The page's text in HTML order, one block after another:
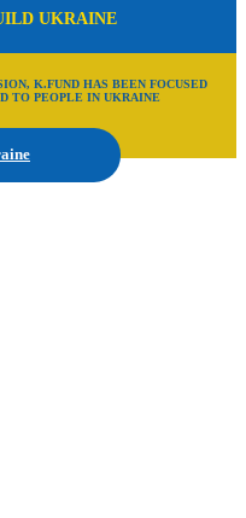
UKRAINE
K.FUND HAS BEEN FOCUSED
TO PEOPLE IN UKRAINE